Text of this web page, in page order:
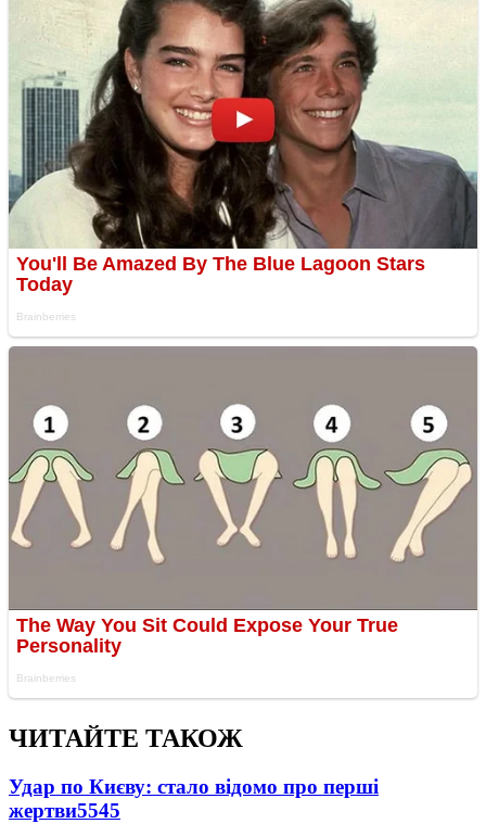
ЧИТАЙТЕ ТАКОЖ
Удар по Києву: стало відомо про перші
жертви5545